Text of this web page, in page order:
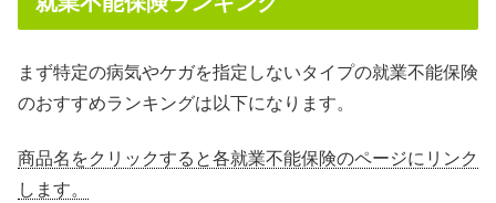
まず特定の病気やケガを指定しないタイプの就業不能保険
のおすすめランキングは以下になります。
商品名をクリックすると各就業不能保険のページにリンク
します。